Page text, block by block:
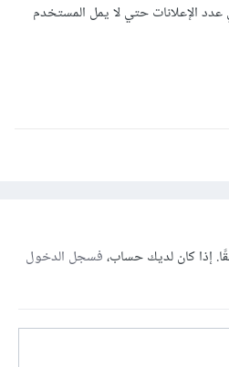
الإعلانات حتي لا يمل المستخدم
إذا كان لديك حساب،فسجل الدخول